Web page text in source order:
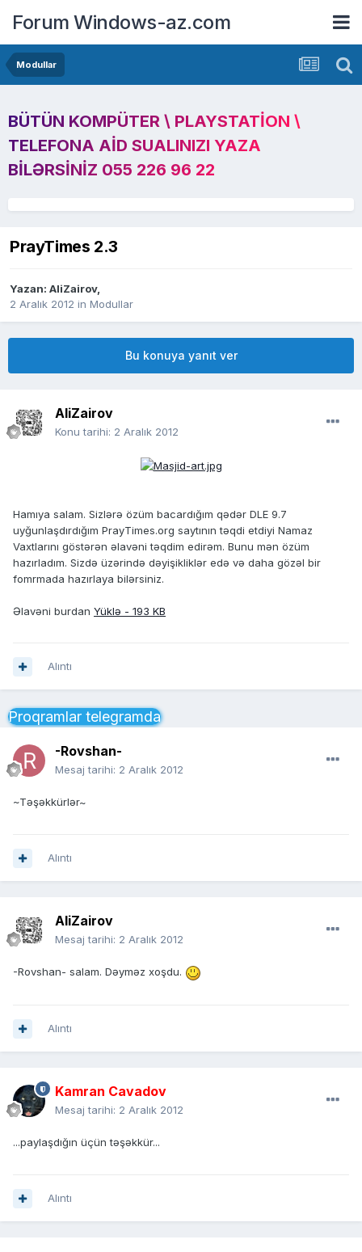
Forum Windows-az.com
Modullar
BÜTÜN KOMPÜTER \ PLAYSTATION \
TELEFONA AID SUALINIZI YAZA
BILƏRSINIZ 055 226 96 22
PrayTimes 2.3
Yazan: AliZairov,
2 Aralık 2012 in Modullar
Bu konuya yanıt ver
AliZairov
Konu tarihi: 2 Aralık 2012
Hamıya salam. Sizlərə özüm bacardığım qədər DLE 9.7
uyğunlaşdırdığım PrayTimes.org saytının təqdi etdiyi Namaz
Vaxtlarını göstərən əlavəni təqdim edirəm. Bunu mən özüm
hazırladım. Sizdə üzərində dəyişikliklər edə və daha gözəl bir
fomrmada hazırlaya bilərsiniz.
Əlavəni burdan Yüklə - 193 KB
Alıntı
Proqramlar telegramda
-Rovshan-
Mesaj tarihi: 2 Aralık 2012
~Təşəkkürlər~
Alıntı
AliZairov
Mesaj tarihi: 2 Aralık 2012
-Rovshan- salam. Dəyməz xoşdu.
Alıntı
Kamran Cavadov
Mesaj tarihi: 2 Aralık 2012
...paylaşdığın üçün təşəkkür...
Alıntı